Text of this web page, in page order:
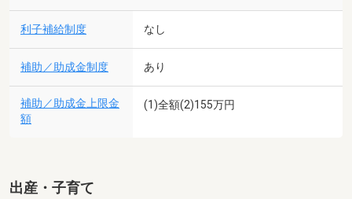
利子補給制度 なし
補助／助成金制度 あり
補助／助成金上限金
額
(1)全額(2)155万円
出産・子育て